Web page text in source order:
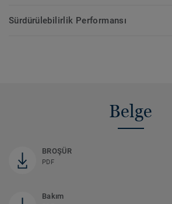
Sürdürülebilirlik Performansı
Belge
BROŞÜR
PDF
Bakım